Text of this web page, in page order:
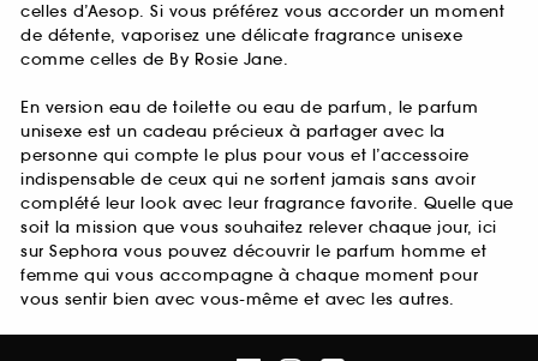
celles d’Aesop. Si vous préférez vous accorder un moment
de détente, vaporisez une délicate fragrance unisexe
comme celles de By Rosie Jane.
En version eau de toilette ou eau de parfum, le parfum
unisexe est un cadeau précieux à partager avec la
personne qui compte le plus pour vous et l’accessoire
indispensable de ceux qui ne sortent jamais sans avoir
complété leur look avec leur fragrance favorite. Quelle que
soit la mission que vous souhaitez relever chaque jour, ici
sur Sephora vous pouvez découvrir le parfum homme et
femme qui vous accompagne à chaque moment pour
vous sentir bien avec vous-même et avec les autres.